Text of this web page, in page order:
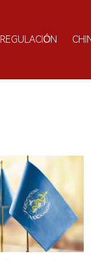
REGULACIÓN